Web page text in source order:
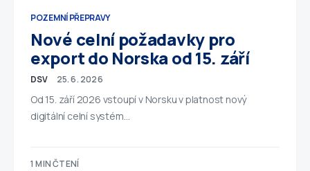
POZEMNÍ PŘEPRAVY
Nové celní požadavky pro
export do Norska od 15. září
DSV 25. 6. 2026
Od 15. září 2026 vstoupí v Norsku v platnost nový
digitální celní systém…
1 MIN ČTENÍ